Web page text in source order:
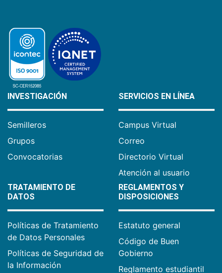
INVESTIGACIÓN
Semilleros
Grupos
Convocatorias
SERVICIOS EN LÍNEA
Campus Virtual
Correo
Directorio Virtual
Atención al usuario
TRATAMIENTO DE
DATOS
Políticas de Tratamiento
de Datos Personales
Políticas de Seguridad de
la Información
REGLAMENTOS Y
DISPOSICIONES
Estatuto general
Código de Buen
Gobierno
Reglamento estudiantil